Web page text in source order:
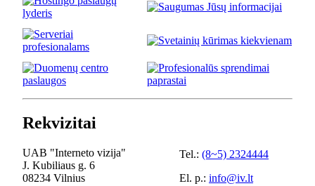
Rekvizitai
UAB "Interneto vizija"
J. Kubiliaus g. 6
08234 Vilnius
Tel.: (8~5) 2324444
El. p.: info@iv.lt